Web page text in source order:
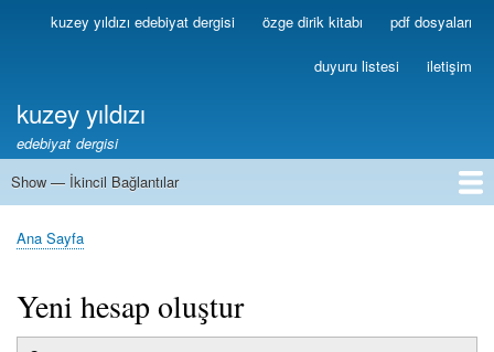
Ana
içeriğe
Birincilkuzey yıldızı edebiyat dergisi özge dirik kitabı pdf dosyaları
duyuru listesi iletişim
kuzey yıldızı
edebiyat dergisi
İkincil
Show — İkincil Bağlantılar
1
2
3
4
5
6
7
8
9
10
11
12
13
Sayfa
Ana Sayfa
Yeni hesap oluştur